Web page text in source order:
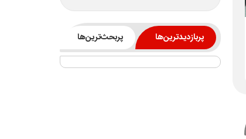
پربازدیدترین‌ها پربحث‌ترین‌ها